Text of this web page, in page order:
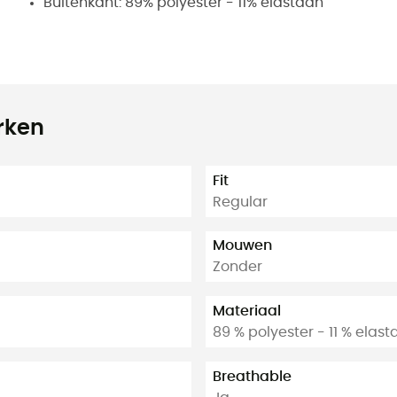
Fit
Regular
Mouwen
Zonder
Materiaal
89 % polyester - 11 %
Breathable